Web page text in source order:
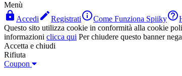
Menù
 Accedi RegistratiCome Funziona Spiiky
Questo sito utilizza cookie in conformità alla cookie
informazioni clicca qui Per chiudere questo banner
Accetta e chiudi
Rifiuta
Coupon